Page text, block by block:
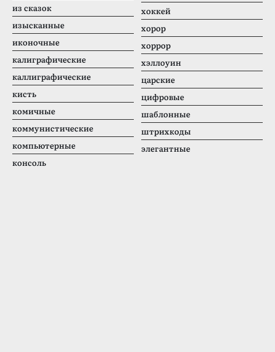
из сказок
изысканные
иконочные
калиграфические
каллиграфические
кисть
комичные
коммунистические
компьютерные
консоль
хоккей
хорор
хоррор
хэллоуин
царские
цифровые
шаблонные
штрихкоды
элегантные